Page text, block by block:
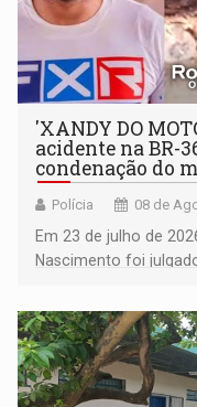
'XANDY DO
acidente na BR-
condenação do
Polícia 08 de
Em 23 de julho de
Nascimento foi